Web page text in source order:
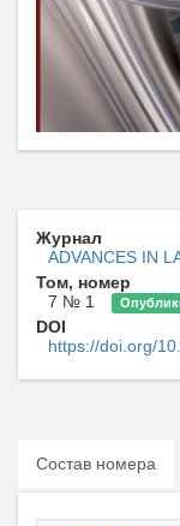
Журнал
ADVANCES IN
Том, номер
7 № 1
DOI
https://doi.org/
Состав номера